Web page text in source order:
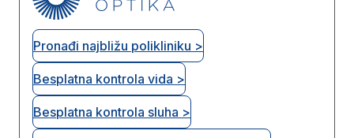
Pronađi najbližu polikliniku >
Besplatna kontrola vida >
Besplatna kontrola sluha >